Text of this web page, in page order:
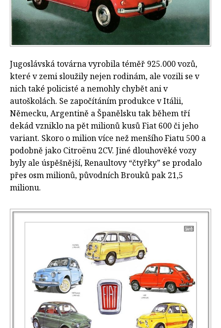
Jugoslávská továrna vyrobila téměř 925.000 vozů,
které v zemi sloužily nejen rodinám, ale vozili se v
nich také policisté a nemohly chybět ani v
autoškolách. Se započítáním produkce v Itálii,
Německu, Argentině a Španělsku tak během tří
dekád vzniklo na pět milionů kusů Fiat 600 či jeho
variant. Skoro o milion více než menšího Fiatu 500 a
podobně jako Citroënu 2CV. Jiné dlouhověké vozy
byly ale úspěšnější, Renaultovy “čtyřky” se prodalo
přes osm milionů, původních Brouků pak 21,5
milionu.